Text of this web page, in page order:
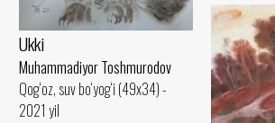
Ukki
Muhammadiyor Toshmurodov
Qog‘oz, suv bo‘yog‘i (49x34) -
2021 yil